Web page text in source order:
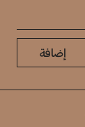
إضافة